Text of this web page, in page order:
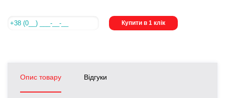
Купити в 1 клік
Опис товару Відгуки